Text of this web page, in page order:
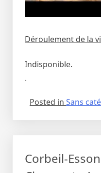
Déroulement de la
Indisponible.
.
Posted in Sans
Corbeil-